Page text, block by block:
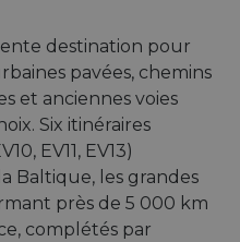
destination pour
pavées, chemins
et anciennes voies
Six itinéraires
EV11, EV13)
Baltique, les grandes
près de 5 000 km
complétés par